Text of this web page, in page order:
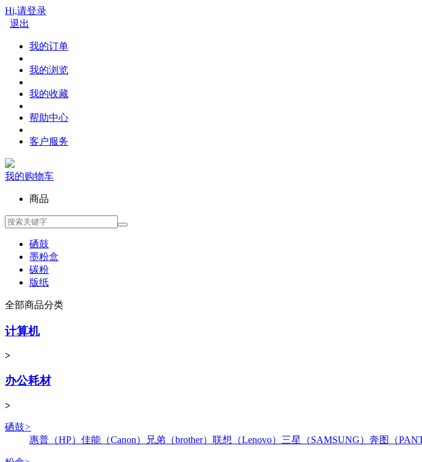
Hi,请登录
退出
我的订单
我的浏览
我的收藏
帮助中心
客户服务
我的购物车
商品
硒鼓
墨粉盒
碳粉
版纸
全部商品分类
计算机
>
办公耗材
>
硒鼓>
惠普（HP） 佳能（Canon） 兄弟（brother） 联想（Lenovo） 三星（SAMSUNG） 奔图（